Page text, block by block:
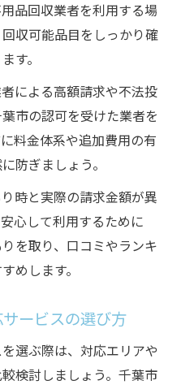
時に千葉県民が気をつ
品回収の違いを考察
不用品回収の違いを解
大ゴミ一覧の使い分
込みと不用品回収業者
用品回収の選択ポイ
ゴミルールを確認し
象品の処分ポイント
品回収業者を利用する場
収可能品目をしっかり確
す。
による高額請求や不法投
市の認可を受けた業者を
料金体系や追加費用の有
防ぎましょう。
時と実際の請求金額が異
心して利用するために
を取り、口コミやランキ
めします。
ービスの選び方
選ぶ際は、対応エリアや
検討しましょう。千葉市